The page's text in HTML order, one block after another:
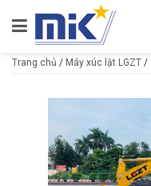
Trang chủ / Máy xúc lật LGZT /